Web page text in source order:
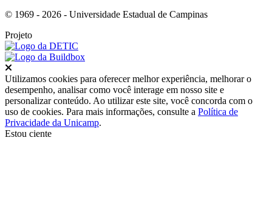
© 1969 - 2026 - Universidade Estadual de Campinas
Projeto
Utilizamos cookies para oferecer melhor experiência, melhorar o
desempenho, analisar como você interage em nosso site e
personalizar conteúdo. Ao utilizar este site, você concorda com o
uso de cookies. Para mais informações, consulte a Política de
Privacidade da Unicamp.
Estou ciente